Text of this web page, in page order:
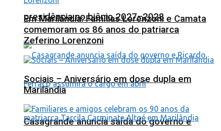
presidência no biênio 2027–2028
Casagrande anuncia saída do governo e
Em Marilândia: Famílias Lorenzoni e Camata
comemoram os 86 anos do patriarca
Zeferino Lorenzoni
Sociais – Aniversário em dose dupla em
Marilândia